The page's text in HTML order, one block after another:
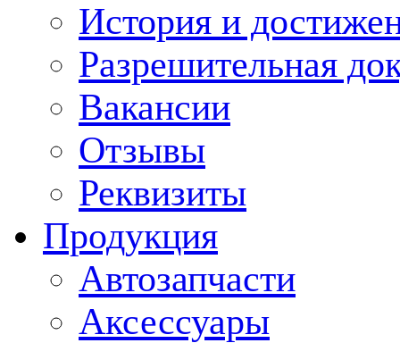
История и
Разрешительная
Вакансии
Отзывы
Реквизиты
Продукция
Автозапчасти
Аксессуары